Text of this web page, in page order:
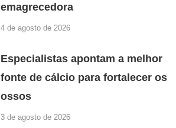
emagrecedora
4 de agosto de 2026
Especialistas apontam a melhor
fonte de cálcio para fortalecer os
ossos
3 de agosto de 2026